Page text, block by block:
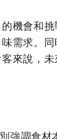
機會和
需求。
來說，
強調食材